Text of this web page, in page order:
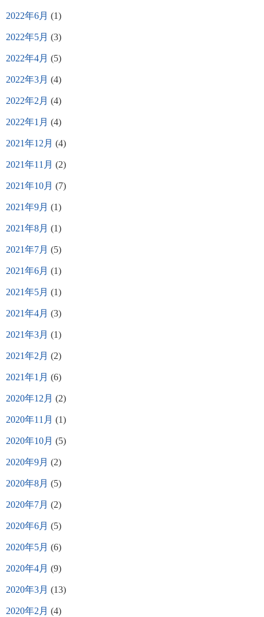
2022年6月 (1)
2022年5月 (3)
2022年4月 (5)
2022年3月 (4)
2022年2月 (4)
2022年1月 (4)
2021年12月 (4)
2021年11月 (2)
2021年10月 (7)
2021年9月 (1)
2021年8月 (1)
2021年7月 (5)
2021年6月 (1)
2021年5月 (1)
2021年4月 (3)
2021年3月 (1)
2021年2月 (2)
2021年1月 (6)
2020年12月 (2)
2020年11月 (1)
2020年10月 (5)
2020年9月 (2)
2020年8月 (5)
2020年7月 (2)
2020年6月 (5)
2020年5月 (6)
2020年4月 (9)
2020年3月 (13)
2020年2月 (4)